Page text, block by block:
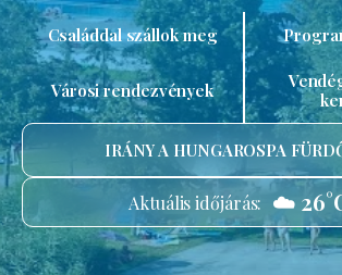
Családdal szállok meg
Városi rendezvények
IRÁNY A HUNGAROSPA
Aktuális időjárás: ☁️